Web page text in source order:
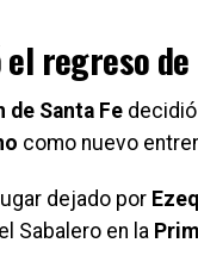
regreso
de Santa Fe
como nuevo
dejado por
Sabalero en la